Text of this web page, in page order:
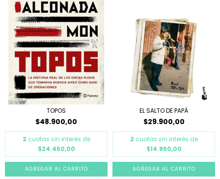
TOPOS
$48.900,00
2 cuotas sin interés de
$24.450,00
EL SALTO DE PAPÁ
$29.900,00
2 cuotas sin interés de
$14.950,00